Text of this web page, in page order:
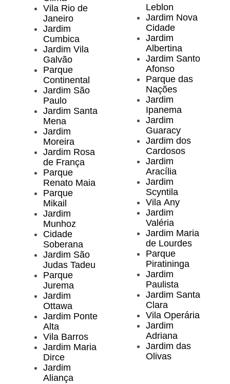
Vila Rio de
Janeiro
Jardim
Cumbica
Jardim Vila
Galvão
Parque
Continental
Jardim São
Paulo
Jardim Santa
Mena
Jardim
Moreira
Jardim Rosa
de França
Parque
Renato Maia
Parque
Mikail
Jardim
Munhoz
Cidade
Soberana
Jardim São
Judas Tadeu
Parque
Jurema
Jardim
Ottawa
Jardim Ponte
Alta
Vila Barros
Jardim Maria
Dirce
Jardim
Aliança
Leblon
Jardim Nova
Cidade
Jardim
Albertina
Jardim Santo
Afonso
Parque das
Nações
Jardim
Ipanema
Jardim
Guaracy
Jardim dos
Cardosos
Jardim
Aracília
Jardim
Scyntila
Vila Any
Jardim
Valéria
Jardim Maria
de Lourdes
Parque
Piratininga
Jardim
Paulista
Jardim Santa
Clara
Vila Operária
Jardim
Adriana
Jardim das
Olivas